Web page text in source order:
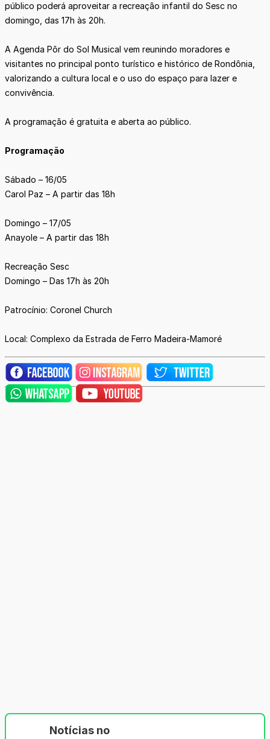
público poderá aproveitar a recreação infantil do Sesc no
domingo, das 17h às 20h.
A Agenda Pôr do Sol Musical vem reunindo moradores e
visitantes no principal ponto turístico e histórico de Rondônia,
valorizando a cultura local e o uso do espaço para lazer e
convivência.
A programação é gratuita e aberta ao público.
Programação
Sábado – 16/05
Carol Paz – A partir das 18h
Domingo – 17/05
Anayole – A partir das 18h
Recreação Sesc
Domingo – Das 17h às 20h
Patrocínio: Coronel Church
Local: Complexo da Estrada de Ferro Madeira-Mamoré
Notícias no